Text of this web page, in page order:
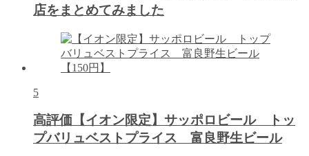
店をまとめてみました
5
高評価【イオン限定】サッポロビール トッ
プバリュベストプライス 富良野生ビール